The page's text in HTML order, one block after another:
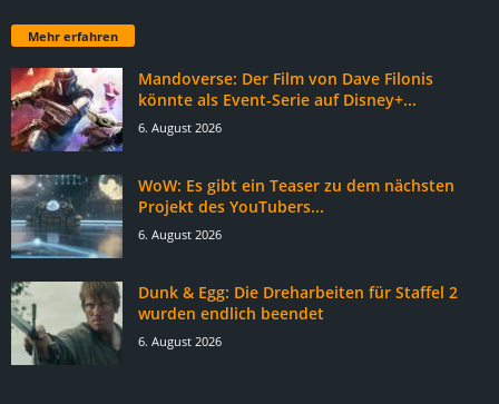
Mehr erfahren
Mandoverse: Der Film von Dave Filonis
könnte als Event-Serie auf Disney+...
6. August 2026
WoW: Es gibt ein Teaser zu dem nächsten
Projekt des YouTubers...
6. August 2026
Dunk & Egg: Die Dreharbeiten für Staffel 2
wurden endlich beendet
6. August 2026